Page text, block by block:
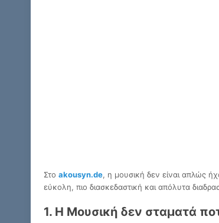
Στοakousyn.de, η μουσική δεν είναι απλώς
εύκολη, πιο διασκεδαστική και απόλυτα
1. Η Μουσική δεν σταματά